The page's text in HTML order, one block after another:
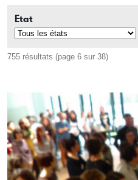
Etat
755 résultats (page 6 sur 38)